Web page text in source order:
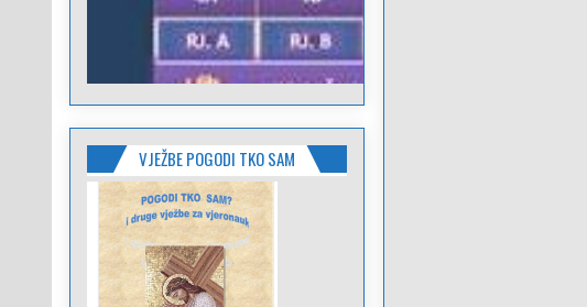
VJEŽBE POGODI TKO SAM